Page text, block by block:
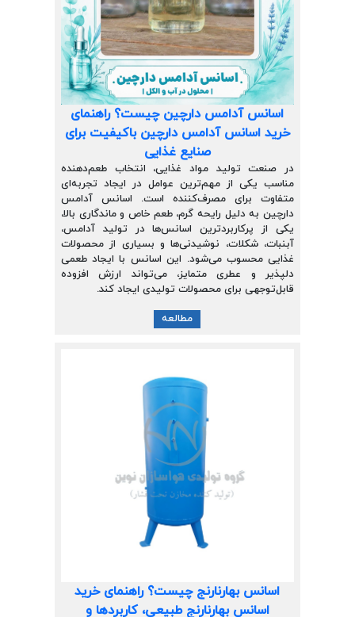
اسانس آدامس دارچین چیست؟ راهنمای
خرید اسانس آدامس دارچین باکیفیت برای
صنایع غذایی
در صنعت تولید مواد غذایی، انتخاب طعم‌دهنده
مناسب یکی از مهم‌ترین عوامل در ایجاد تجربه‌ای
متفاوت برای مصرف‌کننده است. اسانس آدامس
دارچین به دلیل رایحه گرم، طعم خاص و ماندگاری بالا،
یکی از پرکاربردترین اسانس‌ها در تولید آدامس،
آبنبات، شکلات، نوشیدنی‌ها و بسیاری از محصولات
غذایی محسوب می‌شود. این اسانس با ایجاد طعمی
دلپذیر و عطری متمایز، می‌تواند ارزش افزوده
قابل‌توجهی برای محصولات تولیدی ایجاد کند.
مطالعه
اسانس بهارنارنج چیست؟ راهنمای خرید
اسانس بهارنارنج طبیعی، کاربردها و